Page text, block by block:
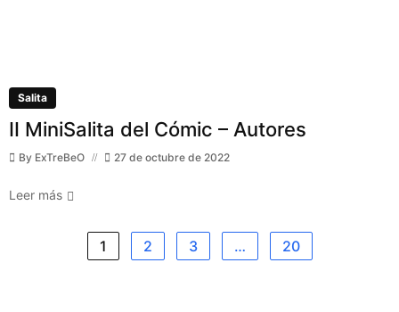
Salita
II MiniSalita del Cómic – Autores
By ExTreBeO 27 de octubre de 2022
Leer más
1 2 3 … 20